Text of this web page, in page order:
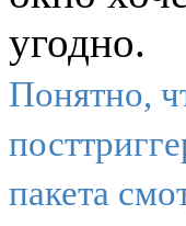
угодно.
Понятно,
пакета